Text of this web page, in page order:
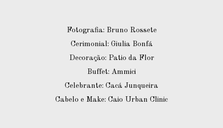
Fotografia: Bruno Rossete
Cerimonial: Giulia Bonfá
Decoração: Patio da Flor
Buffet: Ammici
Celebrante: Cacá Junqueira
Cabelo e Make: Caio Urban Clinic